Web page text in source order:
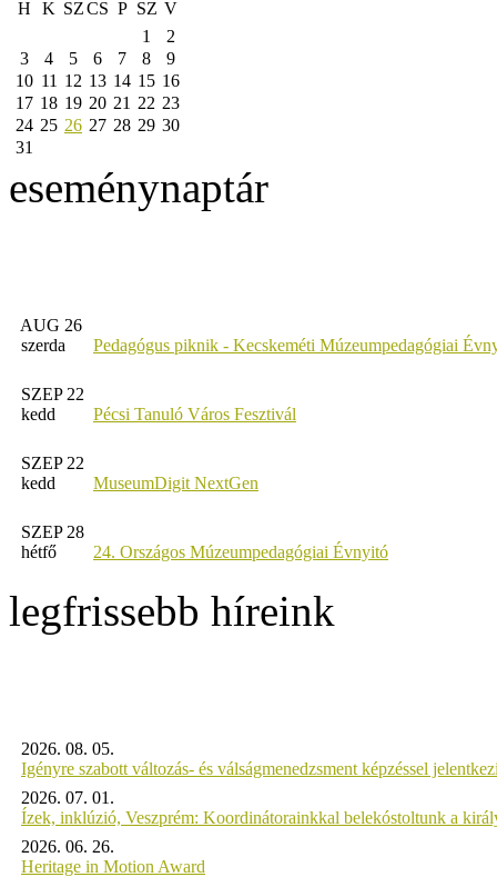
H K SZCS P SZ V
1
2
3
4 5 6 7 8
9
10 11 12 13 14 15 16
17 18 19 20 21 22 23
24 25 26 27 28 29 30
31
eseménynaptár
AUG 26
szerda
Pedagógus piknik - Kecskeméti Múzeumpedagógiai
SZEP 22
kedd
Pécsi Tanuló Város Fesztivál
SZEP 22
kedd
MuseumDigit NextGen
SZEP 28
hétfő
24. Országos Múzeumpedagógiai Évnyitó
legfrissebb híreink
2026. 08. 05.
Igényre szabott változás- és válságmenedzsment képzéssel
2026. 07. 01.
Ízek, inklúzió, Veszprém: Koordinátorainkkal belekóstoltunk a
2026. 06. 26.
Heritage in Motion Award